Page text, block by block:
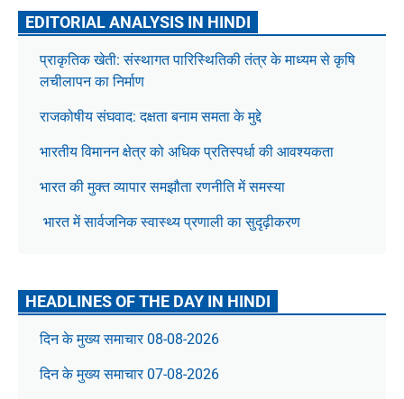
EDITORIAL ANALYSIS IN HINDI
प्राकृतिक खेती: संस्थागत पारिस्थितिकी तंत्र के माध्यम से कृषि
लचीलापन का निर्माण
राजकोषीय संघवाद: दक्षता बनाम समता के मुद्दे
भारतीय विमानन क्षेत्र को अधिक प्रतिस्पर्धा की आवश्यकता
भारत की मुक्त व्यापार समझौता रणनीति में समस्या
भारत में सार्वजनिक स्वास्थ्य प्रणाली का सुदृढ़ीकरण
HEADLINES OF THE DAY IN HINDI
दिन के मुख्य समाचार 08-08-2026
दिन के मुख्य समाचार 07-08-2026